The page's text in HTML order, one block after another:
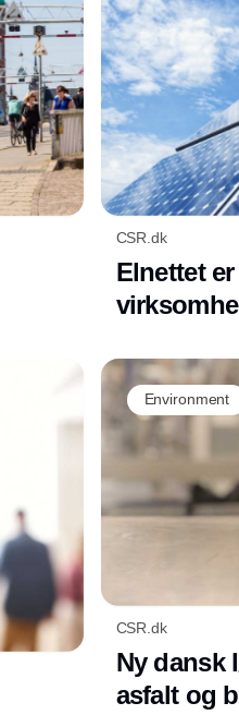
CSR.dk
Elnettet
Environment
CSR.dk
Ny dansk
asfalt og